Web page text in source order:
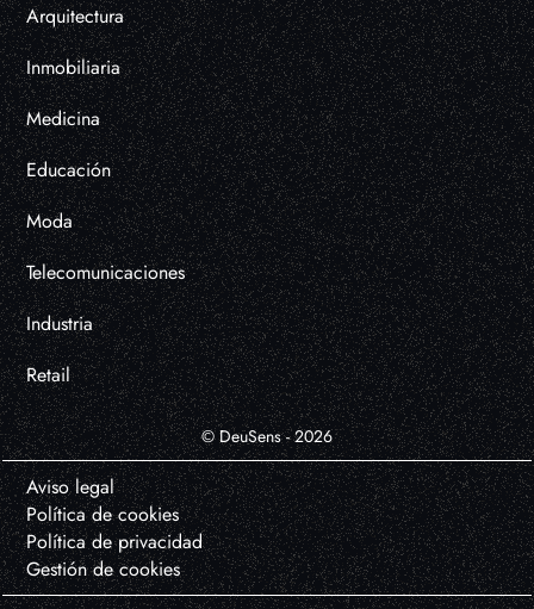
Arquitectura
Inmobiliaria
Medicina
Educación
Moda
Telecomunicaciones
Industria
Retail
© DeuSens - 2026
Aviso legal
Política de cookies
Política de privacidad
Gestión de cookies